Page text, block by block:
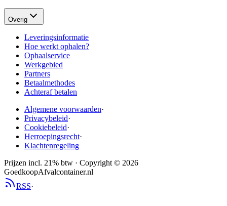
Overig
Leveringsinformatie
Hoe werkt ophalen?
Ophaalservice
Werkgebied
Partners
Betaalmethodes
Achteraf betalen
Algemene voorwaarden·
Privacybeleid·
Cookiebeleid·
Herroepingsrecht·
Klachtenregeling
Prijzen incl. 21% btw · Copyright © 2026
GoedkoopAfvalcontainer.nl
RSS·